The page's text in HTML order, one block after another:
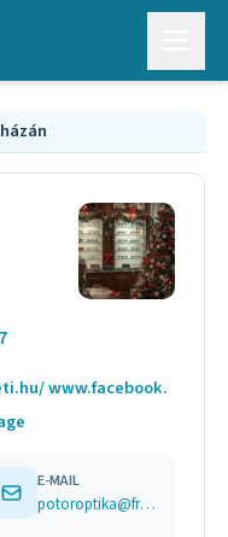
www.facebook.
E-MAIL
potoroptika@freemail.hu